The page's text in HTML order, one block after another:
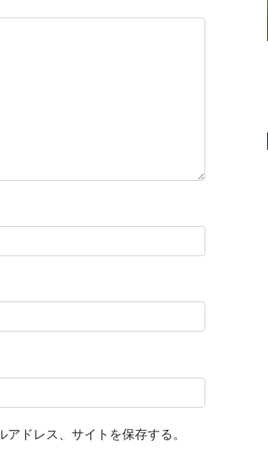
ドレス、サイトを保存する。